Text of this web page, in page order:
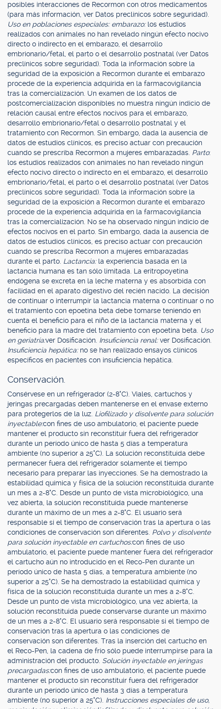
posibles interacciones de Recormon con otros medicamentos
(para más información, ver Datos preclínicos sobre seguridad).
Uso en poblaciones especiales: embarazo: los estudios
realizados con animales no han revelado ningún efecto nocivo
directo o indirecto en el embarazo, el desarrollo
embrionario/fetal, el parto o el desarrollo postnatal (ver Datos
preclínicos sobre seguridad). Toda la información sobre la
seguridad de la exposición a Recormon durante el embarazo
procede de la experiencia adquirida en la farmacovigilancia
tras la comercialización. Un examen de los datos de
postcomercialización disponibles no muestra ningún indicio de
relación causal entre efectos nocivos para el embarazo,
desarrollo embrionario/fetal o desarrollo postnatal y el
tratamiento con Recormon. Sin embargo, dada la ausencia de
datos de estudios clínicos, es preciso actuar con precaución
cuando se prescriba Recormon a mujeres embarazadas. Parto:
los estudios realizados con animales no han revelado ningún
efecto nocivo directo o indirecto en el embarazo, el desarrollo
embrionario/fetal, el parto o el desarrollo postnatal (ver Datos
preclínicos sobre seguridad). Toda la información sobre la
seguridad de la exposición a Recormon durante el embarazo
procede de la experiencia adquirida en la farmacovigilancia
tras la comercialización. No se ha observado ningún indicio de
efectos nocivos en el parto. Sin embargo, dada la ausencia de
datos de estudios clínicos, es preciso actuar con precaución
cuando se prescriba Recormon a mujeres embarazadas
durante el parto. Lactancia: la experiencia basada en la
lactancia humana es tan sólo limitada. La eritropoyetina
endógena se excreta en la leche materna y es absorbida con
facilidad en el aparato digestivo del recién nacido. La decisión
de continuar o interrumpir la lactancia materna o continuar o no
el tratamiento con epoetina beta debe tomarse teniendo en
cuenta el beneficio para el niño de la lactancia materna y el
beneficio para la madre del tratamiento con epoetina beta.
Uso
en geriatría:ver Dosificación. Insuficiencia renal:ver Dosificación.
Insuficiencia hepática: no se han realizado ensayos clínicos
específicos en pacientes con insuficiencia hepática.
Conservación.
Consérvese en un refrigerador (2-8°C). Viales, cartuchos y
jeringas precargadas deben mantenerse en el envase externo
para protegerlos de la luz. Liofilizado y disolvente para solución
inyectable:con fines de uso ambulatorio, el paciente puede
mantener el producto sin reconstituir fuera del refrigerador
durante un período único de hasta 5 días a temperatura
ambiente (no superior a 25°C). La solución reconstituida debe
permanecer fuera del refrigerador solamente el tiempo
necesario para preparar las inyecciones. Se ha demostrado la
estabilidad química y física de la solución reconstituida durante
un mes a 2-8°C. Desde un punto de vista microbiológico, una
vez abierta, la solución reconstituida puede mantenerse
durante un máximo de un mes a 2-8°C. El usuario será
responsable si el tiempo de conservación tras la apertura o las
condiciones de conservación son diferentes. Polvo y disolvente
para solución inyectable en cartuchos:con fines de uso
ambulatorio, el paciente puede mantener fuera del refrigerador
el cartucho aún no introducido en el Reco-Pen durante un
período único de hasta 5 días, a temperatura ambiente (no
superior a 25°C). Se ha demostrado la estabilidad química y
física de la solución reconstituida durante un mes a 2-8°C.
Desde un punto de vista microbiológico, una vez abierta, la
solución reconstituida puede conservarse durante un máximo
de un mes a 2-8°C. El usuario será responsable si el tiempo de
conservación tras la apertura o las condiciones de
conservación son diferentes. Tras la inserción del cartucho en
el Reco-Pen, la cadena de frío sólo puede interrumpirse para la
administración del producto. Solución inyectable en jeringas
precargadas:con fines de uso ambulatorio, el paciente puede
mantener el producto sin reconstituir fuera del refrigerador
durante un período único de hasta 3 días a temperatura
ambiente (no superior a 25°C). Instrucciones especiales de uso,